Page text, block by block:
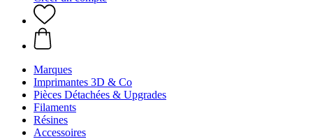
Marques
Imprimantes 3D & Co
Pièces Détachées & Upgrades
Filaments
Résines
Accessoires